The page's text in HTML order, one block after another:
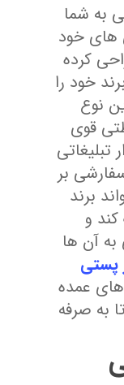
به شما
‌های خود
کرده
خود را
نوع
قوی
تبلیغاتی
بر
برند
و
آن‌ ها
پستی
عمده
به ‌صرفه